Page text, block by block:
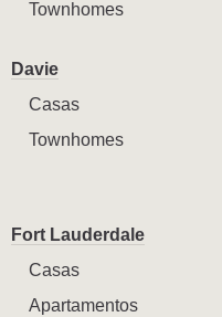
Townhomes
Davie
Casas
Townhomes
Fort Lauderdale
Casas
Apartamentos